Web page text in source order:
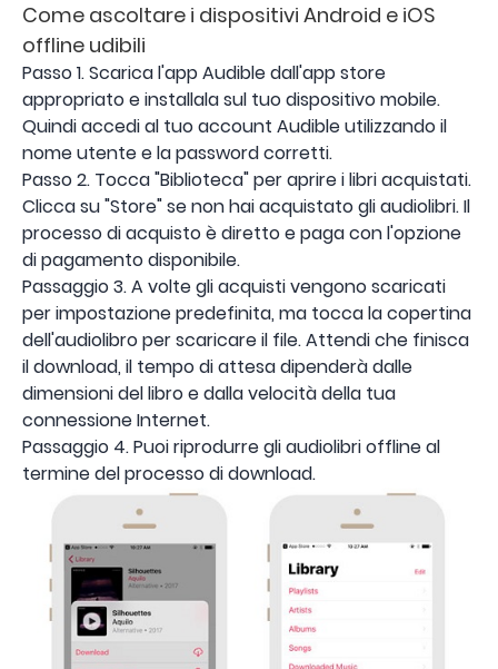
Come ascoltare i dispositivi Android e iOS
offline udibili
Passo 1. Scarica l'app Audible dall'app store
appropriato e installala sul tuo dispositivo mobile.
Quindi accedi al tuo account Audible utilizzando il
nome utente e la password corretti.
Passo 2. Tocca "Biblioteca" per aprire i libri acquistati.
Clicca su "Store" se non hai acquistato gli audiolibri. Il
processo di acquisto è diretto e paga con l'opzione
di pagamento disponibile.
Passaggio 3. A volte gli acquisti vengono scaricati
per impostazione predefinita, ma tocca la copertina
dell'audiolibro per scaricare il file. Attendi che finisca
il download, il tempo di attesa dipenderà dalle
dimensioni del libro e dalla velocità della tua
connessione Internet.
Passaggio 4. Puoi riprodurre gli audiolibri offline al
termine del processo di download.